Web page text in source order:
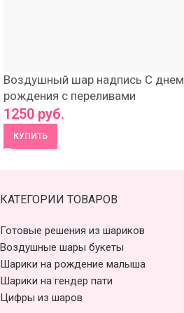
Воздушный шар надпись С днем
рождения с переливами
1250 руб.
КУПИТЬ
КАТЕГОРИИ ТОВАРОВ
Готовые решения из шариков
Воздушные шары букеты
Шарики на рождение малыша
Шарики на гендер пати
Цифры из шаров